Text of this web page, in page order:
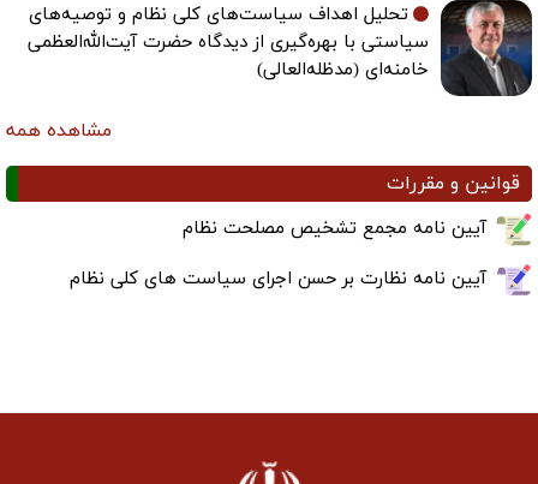
تحلیل اهداف سیاست‌های کلی نظام و توصیه‌های
سیاستی با بهره‌گیری از دیدگاه حضرت آیت‌الله‌العظمی
خامنه‌ای (مدظله‌العالی)
مشاهده همه
قوانین و مقررات
آیین نامه مجمع تشخیص مصلحت نظام
آیین نامه نظارت بر حسن اجرای سیاست های کلی نظام